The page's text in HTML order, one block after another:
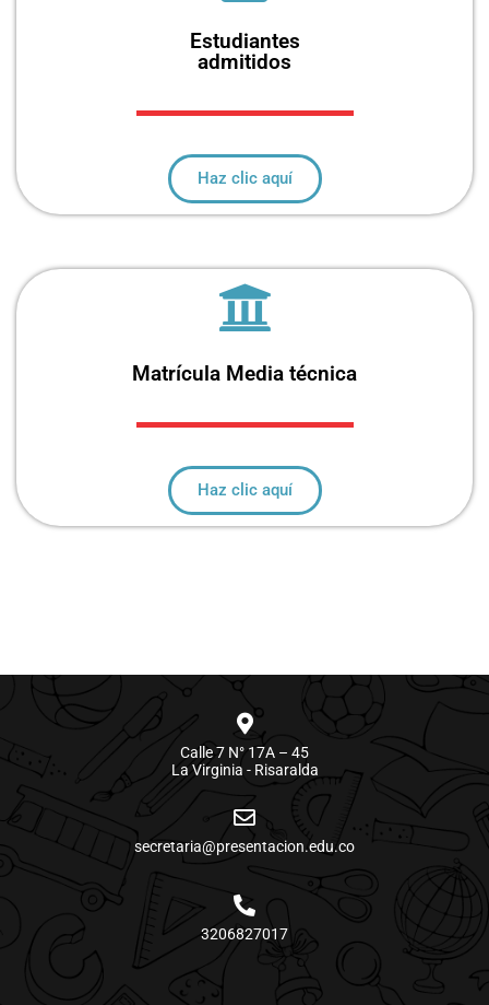
Estudiantes
admitidos
Haz clic aquí
Matrícula Media técnica
Haz clic aquí
Calle 7 N° 17A – 45
La Virginia - Risaralda
secretaria@presentacion.edu.co
3206827017